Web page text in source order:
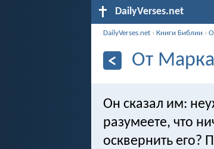
DailyVerses.net
DailyVerses.net ›Книги Библии ›
От
Он сказал им:
разумеете, что
осквернить его?